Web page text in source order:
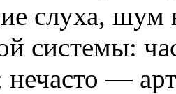
слуха, шум
системы:
нечасто —